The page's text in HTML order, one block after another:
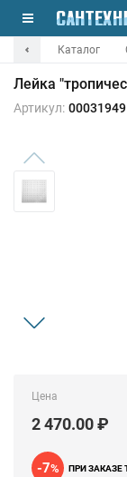
Каталог
Лейка
Артикул: 00031949
Цена
2 470.00 ₽
-7% ПРИ ЗАКАЗЕ